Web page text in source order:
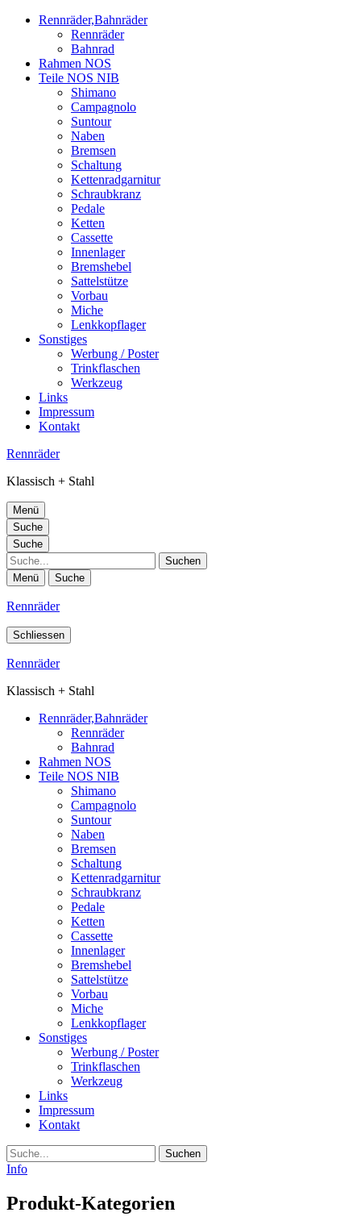
Rennräder,Bahnräder
Rennräder
Bahnrad
Rahmen NOS
Teile NOS NIB
Shimano
Campagnolo
Suntour
Naben
Bremsen
Schaltung
Kettenradgarnitur
Schraubkranz
Pedale
Ketten
Cassette
Innenlager
Bremshebel
Sattelstütze
Vorbau
Miche
Lenkkopflager
Sonstiges
Werbung / Poster
Trinkflaschen
Werkzeug
Links
Impressum
Kontakt
Rennräder
Klassisch + Stahl
Menü
Suche
Suche
Suche
Menü Suche
Rennräder
Schliessen
Rennräder
Klassisch + Stahl
Rennräder,Bahnräder
Rennräder
Bahnrad
Rahmen NOS
Teile NOS NIB
Shimano
Campagnolo
Suntour
Naben
Bremsen
Schaltung
Kettenradgarnitur
Schraubkranz
Pedale
Ketten
Cassette
Innenlager
Bremshebel
Sattelstütze
Vorbau
Miche
Lenkkopflager
Sonstiges
Werbung / Poster
Trinkflaschen
Werkzeug
Links
Impressum
Kontakt
Suche
Info
Produkt-Kategorien